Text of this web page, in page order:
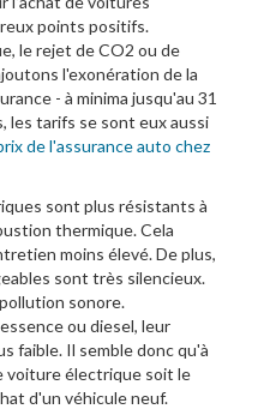
points positifs.
le rejet de CO2 ou de
l'exonération de la
- à minima jusqu'au 31
les tarifs se sont eux aussi
de l'assurance auto chez
sont plus résistants à
thermique. Cela
moins élevé. De plus,
sont très silencieux.
sonore.
ou diesel, leur
faible. Il semble donc qu'à
voiture électrique soit le
d'un véhicule neuf.